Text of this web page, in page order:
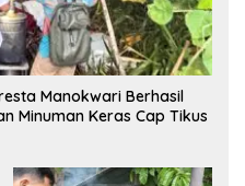
Manokwari Berhasil
Minuman Keras Cap Tikus